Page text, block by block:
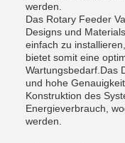
werden.
Das Rotary Feeder
Designs und
einfach zu
bietet somit eine
Wartungsbedarf.Das
und hohe
Konstruktion des
Energieverbrauch,
werden.